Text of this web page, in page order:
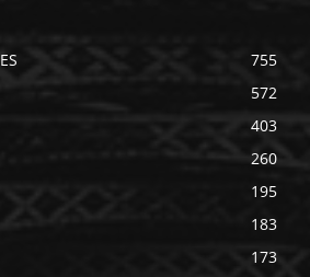
755
572
403
260
195
183
173